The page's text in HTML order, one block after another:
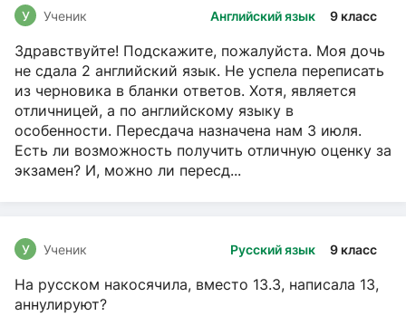
Английский язык 9 класс
У Ученик
Здравствуйте! Подскажите, пожалуйста. Моя дочь
не сдала 2 английский язык. Не успела переписать
из черновика в бланки ответов. Хотя, является
отличницей, а по английскому языку в
особенности. Пересдача назначена нам 3 июля.
Есть ли возможность получить отличную оценку за
экзамен? И, можно ли пересд...
Русский язык 9 класс
У Ученик
На русском накосячила, вместо 13.3, написала 13,
аннулируют?